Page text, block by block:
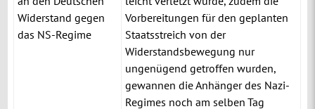
Widerstand gegen
das NS-Regime
Vorbereitungen für den geplanten
Staatsstreich von der
Widerstandsbewegung nur
ungenügend getroffen wurden,
gewannen die Anhänger des Nazi-
Regimes noch am selben Tag